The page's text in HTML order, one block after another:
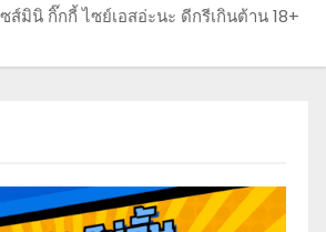
มินิ กิ๊กกี้ ไซย์เอสอ่ะนะ ดีกรีเกินต้าน 18+